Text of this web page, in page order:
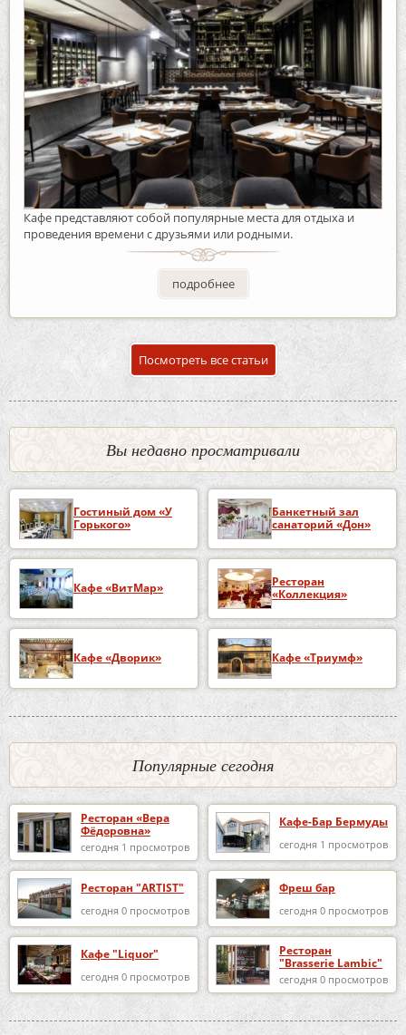
Кафе представляют собой популярные места для отдыха и
проведения времени с друзьями или родными.
подробнее
Посмотреть все статьи
Вы недавно просматривали
Гостиный дом «У
Горького»
Банкетный зал
санаторий «Дон»
Кафе «ВитМар»
Ресторан
«Коллекция»
Кафе «Дворик» Кафе «Триумф»
Популярные сегодня
Ресторан «Вера
Фёдоровна»
сегодня 1 просмотров
Кафе-Бар Бермуды
сегодня 1 просмотров
Ресторан "ARTIST"
сегодня 0 просмотров
Фреш бар
сегодня 0 просмотров
Кафе "Liquor"
сегодня 0 просмотров
Ресторан
"Brasserie Lambic"
сегодня 0 просмотров